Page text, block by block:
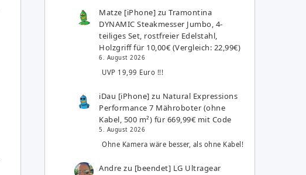
Matze [iPhone] zuTramontina
DYNAMIC Steakmesser Jumbo, 4-
teiliges Set, rostfreier Edelstahl,
Holzgriff für 10,00€ (Vergleich: 22,99€)
6. August 2026
UVP 19,99 Euro !!!
iDau [iPhone] zu Natural Expressions
Performance 7 Mähroboter (ohne
Kabel, 500 m²) für 669,99€ mit Code
5. August 2026
Ohne Kamera wäre besser, als ohne Kabel!
Andre zu [beendet] LG Ultragear